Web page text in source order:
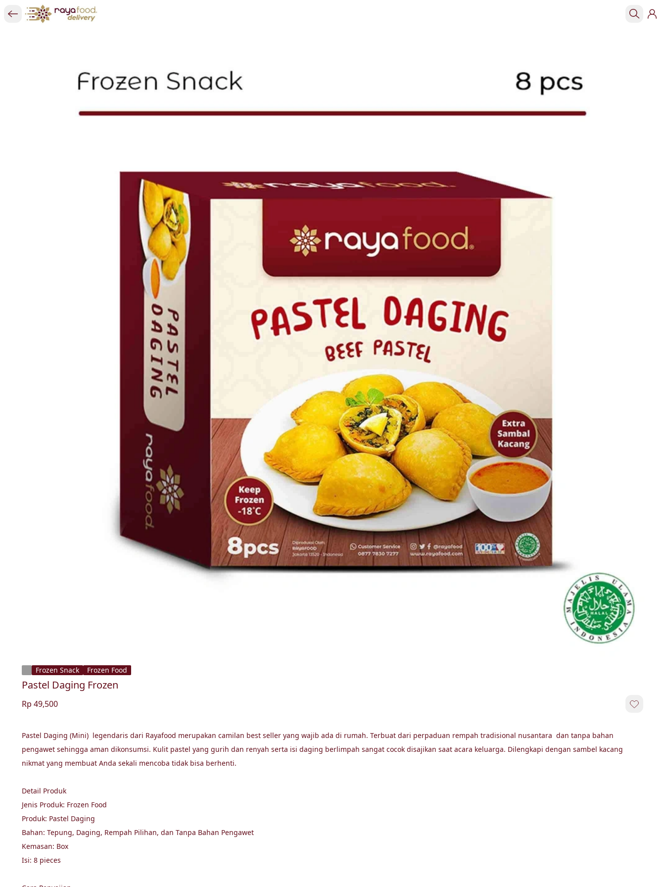
Frozen Snack Frozen Food
Pastel Daging Frozen
Rp 49,500
Pastel Daging (Mini)  legendaris dari Rayafood merupakan camilan best seller yang wajib ada di rumah. Terbuat dari perpaduan rempah tradisional nusantara  dan tanpa bahan
pengawet sehingga aman dikonsumsi. Kulit pastel yang gurih dan renyah serta isi daging berlimpah sangat cocok disajikan saat acara keluarga. Dilengkapi dengan sambel kacang
nikmat yang membuat Anda sekali mencoba tidak bisa berhenti.
Detail Produk
Jenis Produk: Frozen Food
Produk: Pastel Daging
Bahan: Tepung, Daging, Rempah Pilihan, dan Tanpa Bahan Pengawet
Kemasan: Box
Isi: 8 pieces